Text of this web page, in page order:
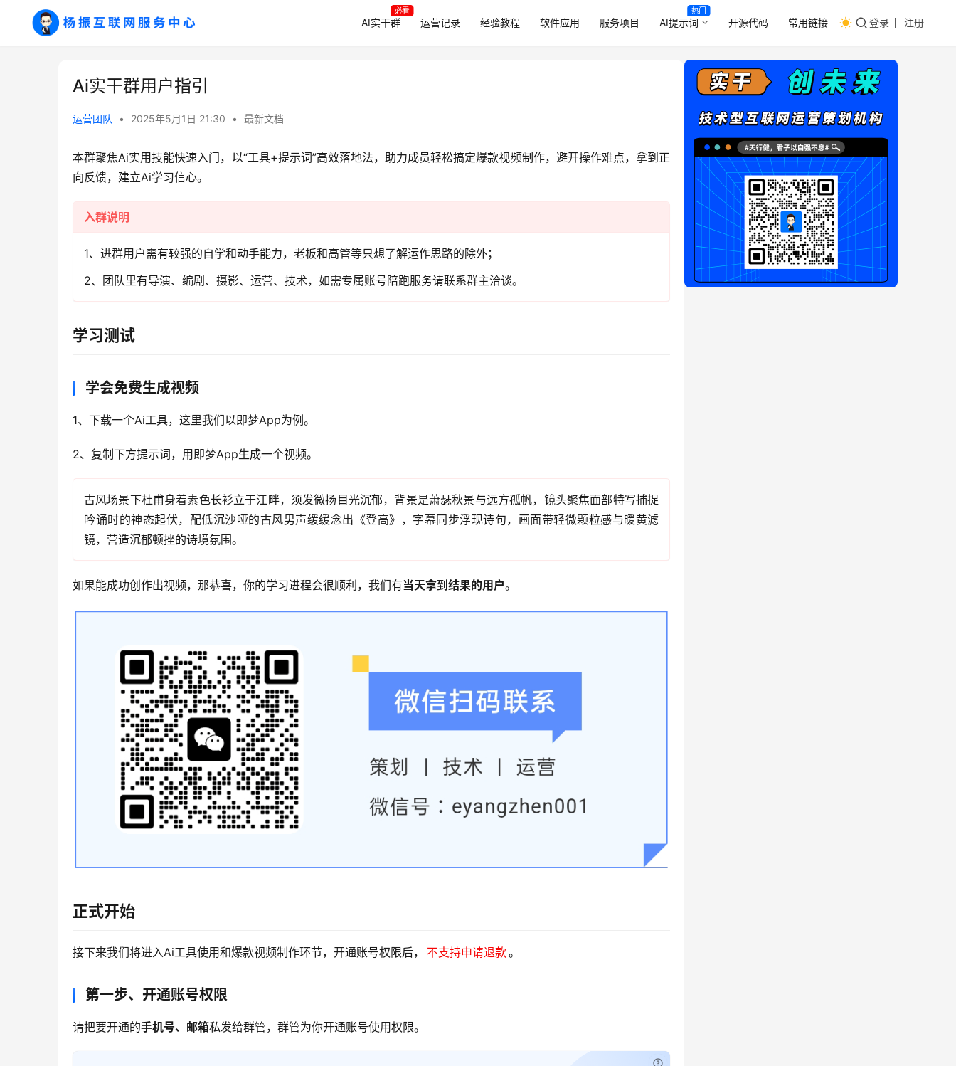
AI实干群
必看
运营记录 经验教程 软件应用 服务项目 AI提示词
热门
开源代码 常用链接 登录 注册
Ai实干群用户指引
运营团队 • 2025年5月1日 21:30 • 最新文档
本群聚焦Ai实用技能快速入门，以“工具+提示词”高效落地法，助力成员轻松搞定爆款视频制作，避开操作难点，拿到正
向反馈，建立Ai学习信心。
入群说明
1、进群用户需有较强的自学和动手能力，老板和高管等只想了解运作思路的除外；
2、团队里有导演、编剧、摄影、运营、技术，如需专属账号陪跑服务请联系群主洽谈。
学习测试
学会免费生成视频
1、下载一个Ai工具，这里我们以即梦App为例。
2、复制下方提示词，用即梦App生成一个视频。
古风场景下杜甫身着素色长衫立于江畔，须发微扬目光沉郁，背景是萧瑟秋景与远方孤帆，镜头聚焦面部特写捕捉
吟诵时的神态起伏，配低沉沙哑的古风男声缓缓念出《登高》，字幕同步浮现诗句，画面带轻微颗粒感与暖黄滤
镜，营造沉郁顿挫的诗境氛围。
如果能成功创作出视频，那恭喜，你的学习进程会很顺利，我们有当天拿到结果的用户。
正式开始
接下来我们将进入Ai工具使用和爆款视频制作环节，开通账号权限后， 不支持申请退款。
第一步、开通账号权限
请把要开通的手机号、邮箱私发给群管，群管为你开通账号使用权限。